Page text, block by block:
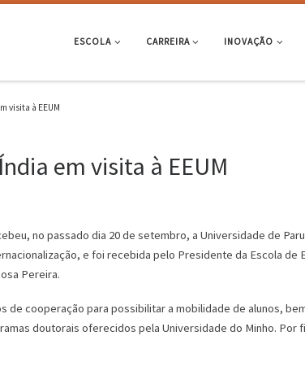
ESCOLA CARREIRA INOVAÇÃO
visita à EEUM
em visita à EEUM
no passado dia 20 de setembro, a Universidade de
e foi recebida pelo Presidente da Escola
Pereira.
cooperação para possibilitar a mobilidade de alunos,
doutorais oferecidos pela Universidade do Minho.